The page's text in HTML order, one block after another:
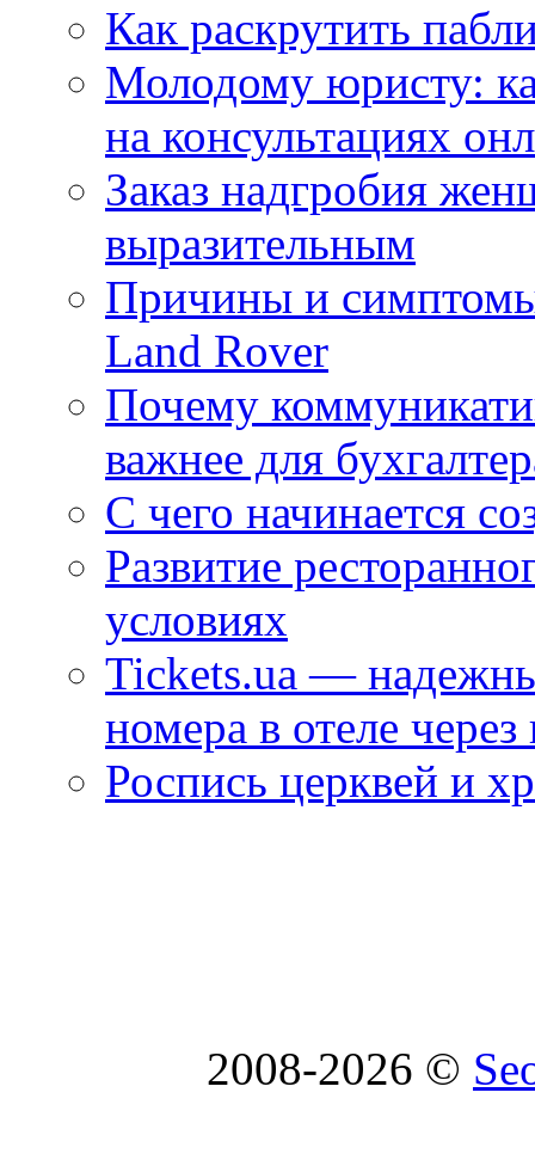
Как раскрутить
Молодому юристу:
на консультациях
Заказ надгробия
выразительным
Причины и
Land Rover
Почему
важнее для
С чего начинается
Развитие
условиях
Tickets.ua —
номера в отеле через
Роспись церквей и
2008-2026 ©